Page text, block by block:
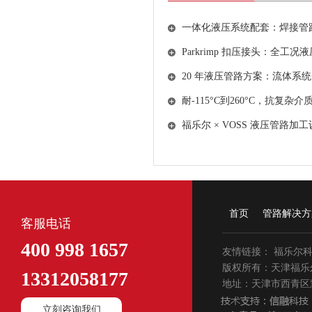
一体化液压系统配套：焊接
Parkrimp 扣压接头：全工况
20 年液压管路方案：流体系
耐-115°C到260°C，抗复杂
福乐尔 × VOSS 液压管路加
客服电话
400 998 1657
13312058177
立刻咨询我们
首页 管路解决
友情链接： 福乐尔
版权所有：天津福
地址：天津市西青